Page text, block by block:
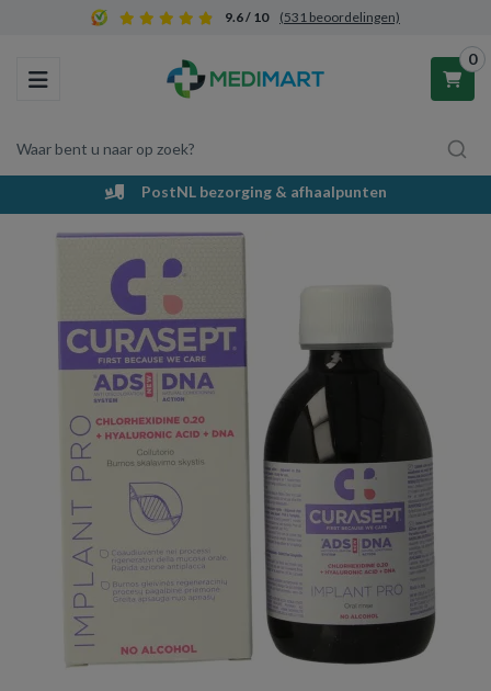
9.6 / 10 (531 beoordelingen)
Toggle navigation
Waar bent u naar op zoek?
0
Winkelwagen
Uw winkelwagen is leeg.
Vul hem met producten.
PostNL bezorging & afhaalpunten